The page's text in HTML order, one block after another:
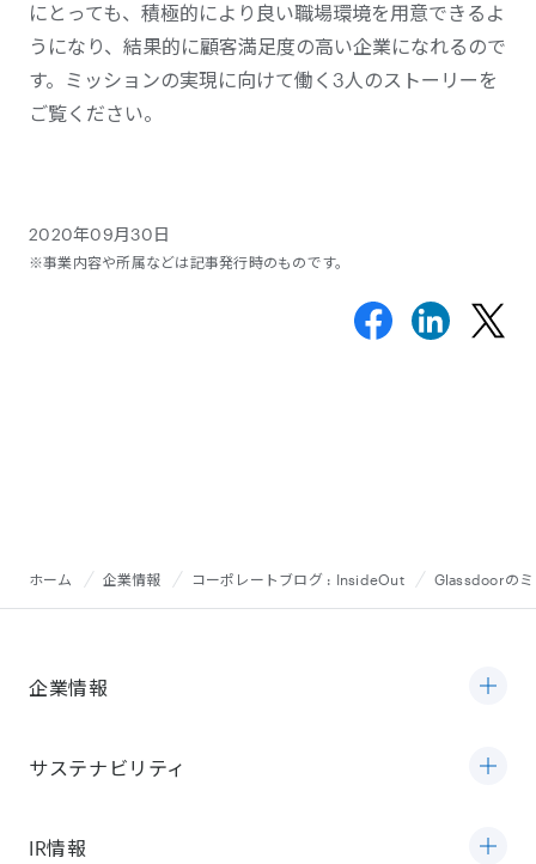
にとっても、積極的により良い職場環境を用意できるよ
うになり、結果的に顧客満足度の高い企業になれるので
す。ミッションの実現に向けて働く3人のストーリーを
ご覧ください。
2020年09月30日
※事業内容や所属などは記事発行時のものです。
ホーム 企業情報 コーポレートブログ : InsideOut Glassdoorの
企業情報
サステナビリティ
IR情報